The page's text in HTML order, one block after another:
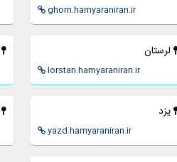
ghom.hamyaraniran.ir
لرستان
lorstan.hamyaraniran.ir
يزد
yazd.hamyaraniran.ir